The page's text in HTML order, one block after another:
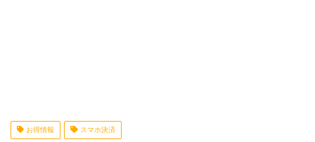
お得情報 スマホ決済